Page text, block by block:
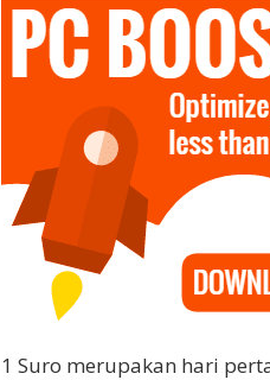
1 Suro merupakan hari